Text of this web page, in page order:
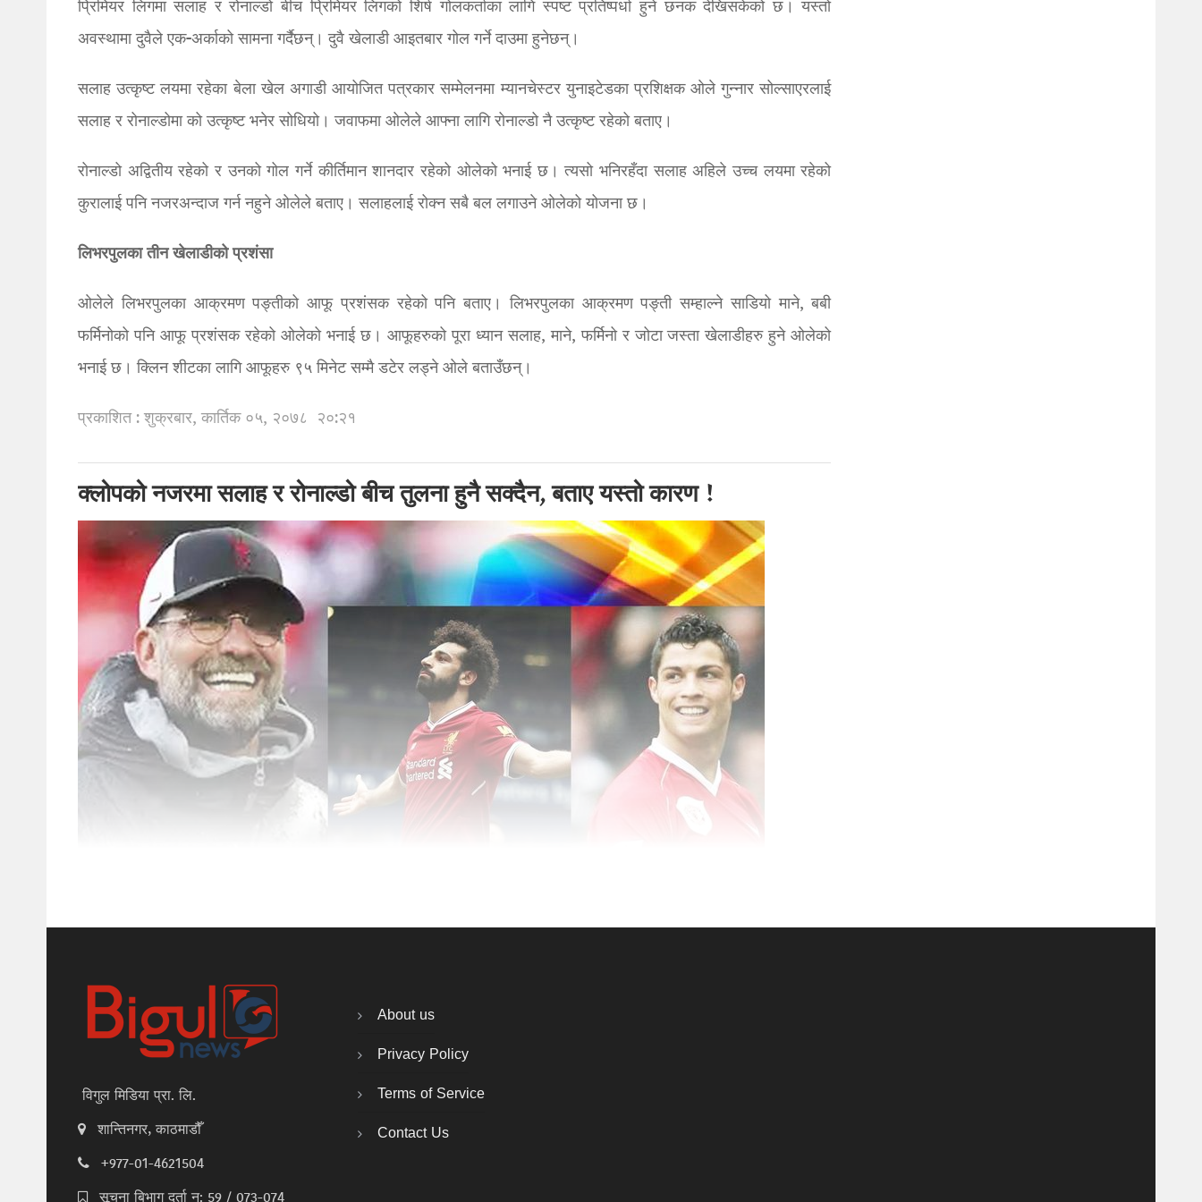
प्रिमियर लिगमा सलाह र रोनाल्डो बीच प्रिमियर लिगको शिर्ष गोलकर्ताका लागि स्पष्ट प्रतिष्पर्धा हुने छनक देखिसकेको छ। यस्तो
अवस्थामा दुवैले एक-अर्काको सामना गर्दैछन्। दुवै खेलाडी आइतबार गोल गर्ने दाउमा हुनेछन्।
सलाह उत्कृष्ट लयमा रहेका बेला खेल अगाडी आयोजित पत्रकार सम्मेलनमा म्यानचेस्टर युनाइटेडका प्रशिक्षक ओले गुन्नार सोल्साएरलाई
सलाह र रोनाल्डोमा को उत्कृष्ट भनेर सोधियो। जवाफमा ओलेले आफ्ना लागि रोनाल्डो नै उत्कृष्ट रहेको बताए।
रोनाल्डो अद्वितीय रहेको र उनको गोल गर्ने कीर्तिमान शानदार रहेको ओलेको भनाई छ। त्यसो भनिरहँदा सलाह अहिले उच्च लयमा रहेको
कुरालाई पनि नजरअन्दाज गर्न नहुने ओलेले बताए। सलाहलाई रोक्न सबै बल लगाउने ओलेको योजना छ।
लिभरपुलका तीन खेलाडीको प्रशंसा
ओलेले लिभरपुलका आक्रमण पङ्तीको आफू प्रशंसक रहेको पनि बताए। लिभरपुलका आक्रमण पङ्ती सम्हाल्ने साडियो माने, बबी
फर्मिनोको पनि आफू प्रशंसक रहेको ओलेको भनाई छ। आफूहरुको पूरा ध्यान सलाह, माने, फर्मिनो र जोटा जस्ता खेलाडीहरु हुने ओलेको
भनाई छ। क्लिन शीटका लागि आफूहरु ९५ मिनेट सम्मै डटेर लड्ने ओले बताउँछन्।
प्रकाशित : शुक्रबार, कार्तिक ०५, २०७८ २०:२१
क्लोपको नजरमा सलाह र रोनाल्डो बीच तुलना हुनै सक्दैन, बताए यस्तो कारण !
विगुल मिडिया प्रा. लि.
शान्तिनगर, काठमाडौँ
+977-01-4621504
About us
Privacy Policy
Terms of Service
Contact Us